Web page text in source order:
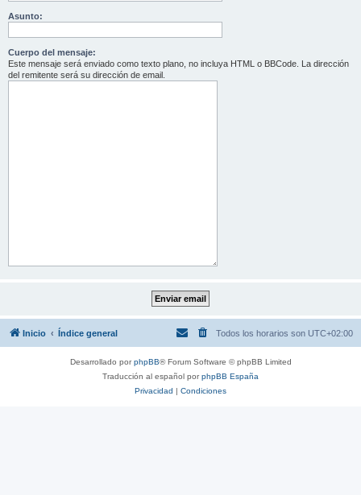
Asunto:
Cuerpo del mensaje:
Este mensaje será enviado como texto plano, no incluya HTML o BBCode. La dirección
del remitente será su dirección de email.
Inicio Índice general Todos los horarios son UTC+02:00
Desarrollado porphpBB® Forum Software © phpBB Limited
Traducción al español porphpBB España
Privacidad | Condiciones